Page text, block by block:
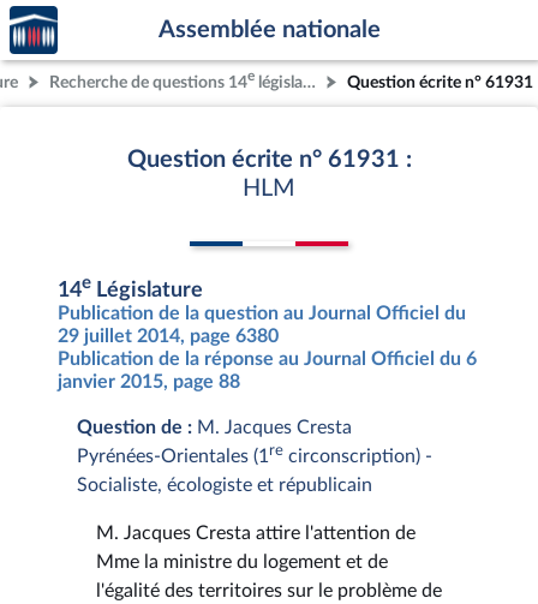
Aller au contenu
Aller en bas de la page
Accèder
à la
page
d'accueil
Assemblée nationale
Recherche de questions 14e législature Question écrite n° 61931
Question écrite n° 61931 :
HLM
14e Législature
Publication de la question au Journal Officiel du
29 juillet 2014, page 6380
Publication de la réponse au Journal Officiel du 6
janvier 2015, page 88
Question de : M. Jacques Cresta
Pyrénées-Orientales (1 re circonscription) -
Socialiste, écologiste et républicain
M. Jacques Cresta attire l'attention de
Mme la ministre du logement et de
l'égalité des territoires sur le problème de